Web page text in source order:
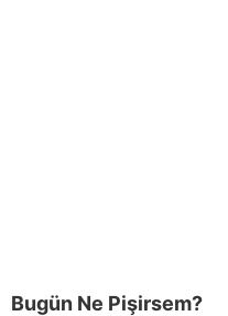
Bugün Ne Pişirsem?